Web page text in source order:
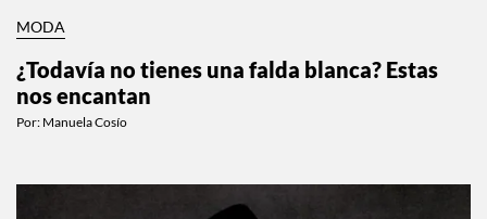
MODA
¿Todavía no tienes una falda blanca? Estas
nos encantan
Por: Manuela Cosío